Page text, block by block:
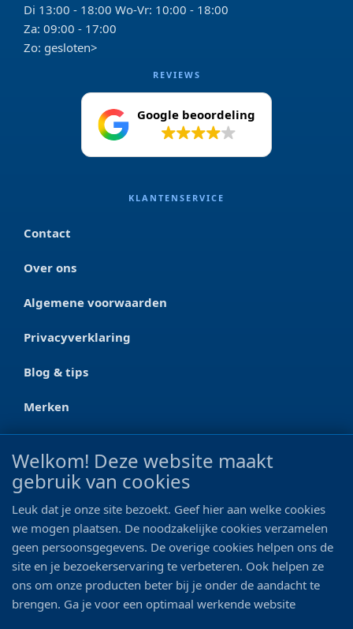
Di 13:00 - 18:00 Wo-Vr: 10:00 - 18:00
Za: 09:00 - 17:00
Zo: gesloten>
REVIEWS
Google beoordeling
KLANTENSERVICE
Contact
Over ons
Algemene voorwaarden
Privacyverklaring
Blog & tips
Merken
CONTACT
Ootmarsumseweg 125a
0546 - 622 990
06 - 11 19 81 42
info@bo-vis.nl
Welkom! Deze website maakt
gebruik van cookies
Leuk dat je onze site bezoekt. Geef hier aan welke cookies
we mogen plaatsen. De noodzakelijke cookies verzamelen
geen persoonsgegevens. De overige cookies helpen ons de
site en je bezoekerservaring te verbeteren. Ook helpen ze
ons om onze producten beter bij je onder de aandacht te
brengen. Ga je voor een optimaal werkende website